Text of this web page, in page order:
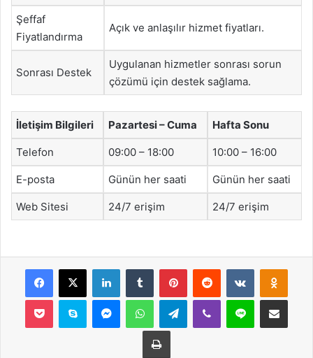
Şeffaf
Fiyatlandırma
Açık ve anlaşılır hizmet fiyatları.
Sonrası Destek
Uygulanan hizmetler sonrası sorun
çözümü için destek sağlama.
İletişim Bilgileri Pazartesi – Cuma Hafta Sonu
Telefon 09:00 – 18:00 10:00 – 16:00
E-posta Günün her saati Günün her saati
Web Sitesi 24/7 erişim 24/7 erişim
Facebook
X LinkedInTumblr PinterestReddit VKontakte
Pocket Skype MessengerWhatsAppTelegramViber Line E-Posta ile
Yazdır